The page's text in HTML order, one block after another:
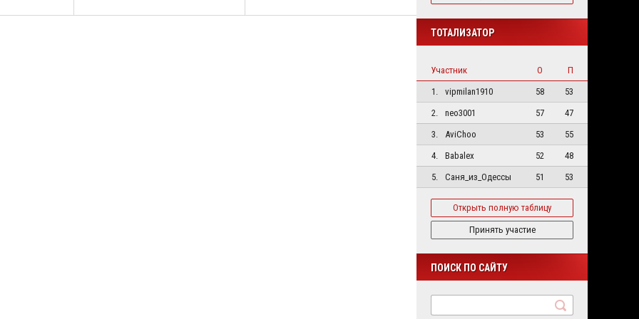
ТОТАЛИЗАТОР
Участник О
П
1.
vipmilan1910 58
53
2.
neo3001 57
47
3.
AviChoo 53
55
4.
Babalex 52
48
5.
Саня_из_Одессы 51 53
Открыть полную таблицу
Принять участие
ПОИСК ПО САЙТУ